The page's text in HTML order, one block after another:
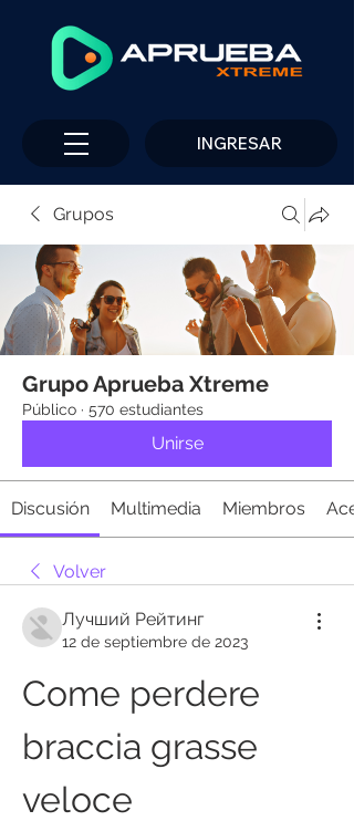
INGRESAR
Grupos
Grupo Aprueba Xtreme
Público · 570 estudiantes
Unirse
Discusión Multimedia Miembros
Volver
Лучший Рейтинг
12 de septiembre de 2023
Come perdere
braccia grasse
veloce